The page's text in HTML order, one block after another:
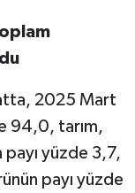
2025 Mart
94,0, tarım,
payı yüzde 3,7,
payı yüzde